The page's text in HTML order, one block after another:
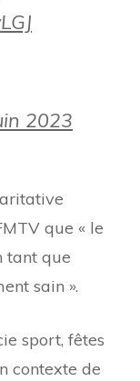
2023
que « le
tant que
sain ».
sport, fêtes
contexte de